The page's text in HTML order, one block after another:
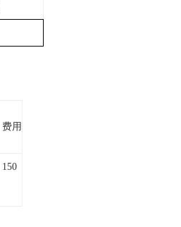
费用
150